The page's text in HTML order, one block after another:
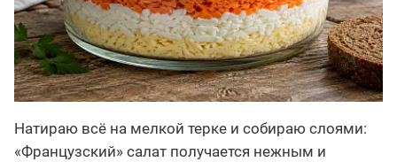
Натираю всё на мелкой терке и собираю слоями:
«Французский» салат получается нежным и